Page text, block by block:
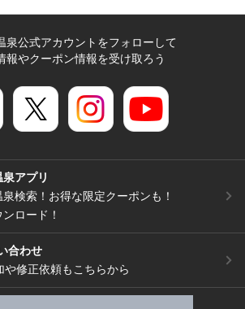
泉公式アカウントをフォローして
報やクーポン情報を受け取ろう
アプリ
検索！お得な限定クーポンも！
ロード！
合わせ
修正依頼もこちらから